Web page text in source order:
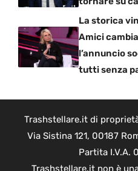
La storica
Amici
l’annuncio
tutti senza
Trashstellare.it di proprietà
Via Sistina 121, 00187
Partita I.V.A.
Trashstellare.it non è